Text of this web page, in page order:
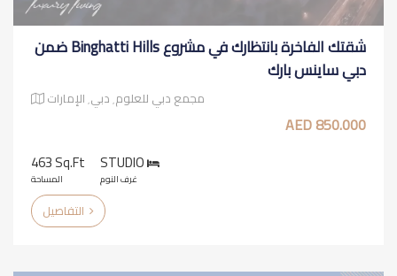
شقتك الفاخرة بانتظارك في مشروع Binghatti Hills ضمن
دبي ساينس بارك
مجمع دبي للعلوم٬ دبي٬ الإمارات
850.000 AED
463 Sq.ft
المساحة
STUDIO
غرف النوم